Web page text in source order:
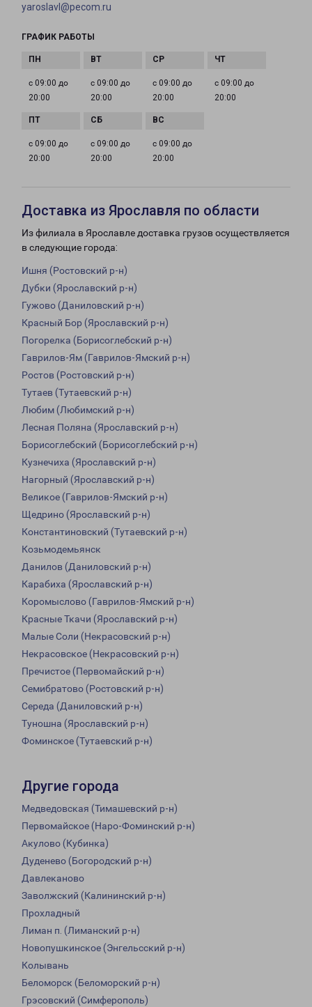
yaroslavl@pecom.ru
ГРАФИК РАБОТЫ
с 09:00 до
20:00
с 09:00 до
20:00
с 09:00 до
20:00
с 09:00 до
20:00
с 09:00 до
20:00
с 09:00 до
20:00
с 09:00 до
20:00
Доставка из Ярославля по области
Из филиала в Ярославле доставка грузов осуществляется
в следующие города:
Ишня (Ростовский р-н)
Дубки (Ярославский р-н)
Гужово (Даниловский р-н)
Красный Бор (Ярославский р-н)
Погорелка (Борисоглебский р-н)
Гаврилов-Ям (Гаврилов-Ямский р-н)
Ростов (Ростовский р-н)
Тутаев (Тутаевский р-н)
Любим (Любимский р-н)
Лесная Поляна (Ярославский р-н)
Борисоглебский (Борисоглебский р-н)
Кузнечиха (Ярославский р-н)
Нагорный (Ярославский р-н)
Великое (Гаврилов-Ямский р-н)
Щедрино (Ярославский р-н)
Константиновский (Тутаевский р-н)
Козьмодемьянск
Данилов (Даниловский р-н)
Карабиха (Ярославский р-н)
Коромыслово (Гаврилов-Ямский р-н)
Красные Ткачи (Ярославский р-н)
Малые Соли (Некрасовский р-н)
Некрасовское (Некрасовский р-н)
Пречистое (Первомайский р-н)
Семибратово (Ростовский р-н)
Середа (Даниловский р-н)
Туношна (Ярославский р-н)
Фоминское (Тутаевский р-н)
Другие города
Медведовская (Тимашевский р-н)
Первомайское (Наро-Фоминский р-н)
Акулово (Кубинка)
Дуденево (Богородский р-н)
Давлеканово
Заволжский (Калининский р-н)
Прохладный
Лиман п. (Лиманский р-н)
Новопушкинское (Энгельсский р-н)
Колывань
Беломорск (Беломорский р-н)
Грэсовский (Симферополь)